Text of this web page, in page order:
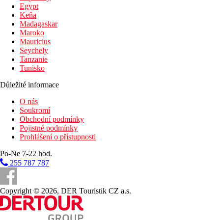
Egypt
Keňa
Madagaskar
Maroko
Mauricius
Seychely
Tanzanie
Tunisko
Důležité informace
O nás
Soukromí
Obchodní podmínky
Pojistné podmínky
Prohlášení o přístupnosti
Po-Ne 7-22 hod.
255 787 787
Copyright © 2026, DER Touristik CZ a.s.